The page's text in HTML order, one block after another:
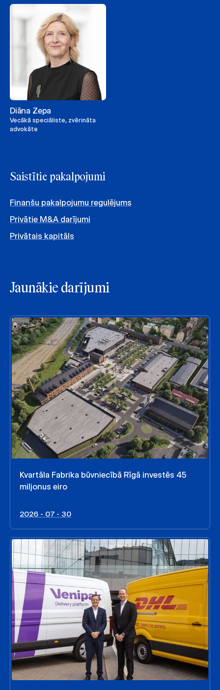
Diāna Zepa
Vecākā speciāliste, zvērināta
advokāte
Saistītie pakalpojumi
Finanšu pakalpojumu regulējums
Privātie M&A darījumi
Privātais kapitāls
Jaunākie darījumi
Kvartāla Fabrika būvniecībā Rīgā investēs 45
miljonus eiro
2026 - 07 - 30